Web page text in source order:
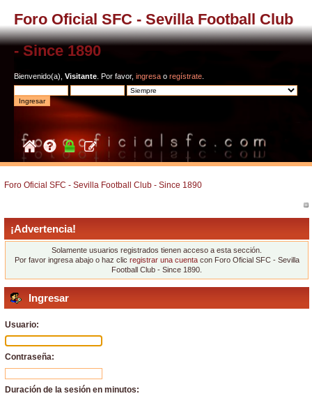
Foro Oficial SFC - Sevilla Football Club
- Since 1890
Bienvenido(a), Visitante . Por favor, ingresa o regístrate
Foro Oficial SFC - Sevilla Football Club - Since 1890
¡Advertencia!
Solamente usuarios registrados tienen acceso a esta sección.
Por favor ingresa abajo o haz clic registrar una cuentacon Foro Oficial SFC - Sevilla
Football Club - Since 1890.
Ingresar
Usuario:
Contraseña:
Duración de la sesión en minutos: